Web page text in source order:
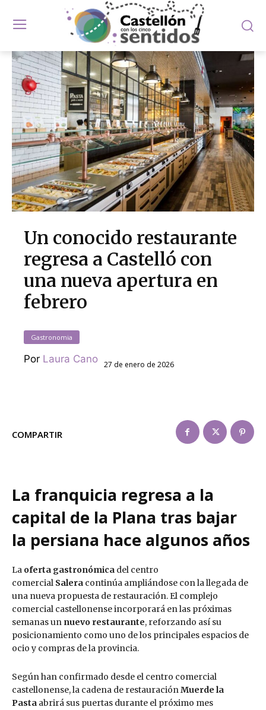
Un conocido restaurante
regresa a Castelló con
una nueva apertura en
febrero
Gastronomia
Por Laura Cano 27 de enero de 2026
COMPARTIR
La franquicia regresa a la
capital de la Plana tras bajar
la persiana hace algunos años
La oferta gastronómica del centro
comercial Salera continúa ampliándose con la llegada de
una nueva propuesta de restauración. El complejo
comercial castellonense incorporará en las próximas
semanas un nuevo restaurante, reforzando así su
posicionamiento como uno de los principales espacios de
ocio y compras de la provincia.
Según han confirmado desde el centro comercial
castellonense, la cadena de restauraciónMuerde la
Pasta abrirá sus puertas durante el próximo mes